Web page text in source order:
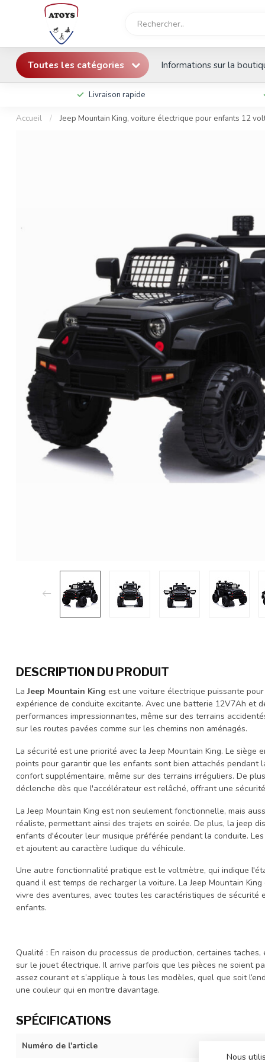
Toutes les catégories Informations sur la
Livraison rapide
Accueil / Jeep Mountain King, voiture électrique pour enfants 12
DESCRIPTION DU PRODUIT
LaJeep Mountain King est une voiture électrique puissante
expérience de conduite excitante. Avec une batterie 12V7Ah et
performances impressionnantes, même sur des terrains
sur les routes pavées comme sur les chemins non aménagés.
La sécurité est une priorité avec la Jeep Mountain King. Le
points pour garantir que les enfants sont bien attachés pendant
confort supplémentaire, même sur des terrains irréguliers. De
déclenche dès que l'accélérateur est relâché, offrant une
La Jeep Mountain King est non seulement fonctionnelle, mais
réaliste, permettant ainsi des trajets en soirée. De plus, la jeep
enfants d'écouter leur musique préférée pendant la conduite.
et ajoutent au caractère ludique du véhicule.
Une autre fonctionnalité pratique est le voltmètre, qui indique
quand il est temps de recharger la voiture. La Jeep Mountain
vivre des aventures, avec toutes les caractéristiques de
enfants.
Qualité : En raison du processus de production, certaines
sur le jouet électrique. Il arrive parfois que les pièces ne soient
assez courant et s’applique à tous les modèles, quel que soit
une couleur qui en montre davantage.
SPÉCIFICATIONS
Numéro de l'article
Nous